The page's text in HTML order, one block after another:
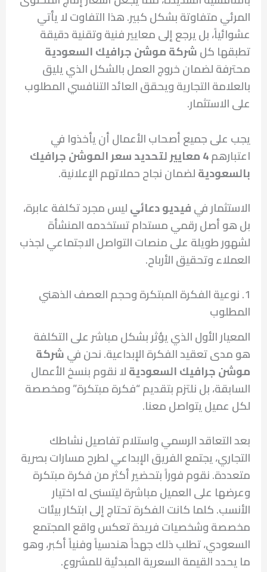
المرئي متفاوتة بشكل كبير. هذا التفاوت لا يأتي
عشوائياً، بل يرجع إلى معايير فنية وتقنية دقيقة
تطبقها كلشركة موشن جرافيك السعودية
محترفة لضمان خروج العمل بالشكل الذي يليق
بالعلامة التجارية ويحقق العائد التنافسي المطلوب
على الاستثمار.
يجب على جميع أصحاب الأعمال أن يأخذوا في
اعتبارهم 4 معايير لتحديد سعر الموشن جرافيك
بالسعوديةلضمان نجاح حملاتهم الإعلانية.
الاستثمار فيفيديو دعائيليس مجرد تكلفة عابرة،
بل هو أصل رقمي مستدام تستخدمه المنشأة
لشهور طويلة على منصات التواصل الاجتماعي لجذب
العملاء وتحقيق الأرباح.
1. نوعية الفكرة المبتكرة وحجم العصف الذهني
المطلوب
المعيار الأول الذي يؤثر بشكل مباشر على التكلفة
هو مدى تعقيد الفكرة الإبداعية. نحن فيشركة
موشن جرافيك السعوديةلا نقوم بنسخ الأعمال
السابقة، بل نلتزم بتقديم “فكرة مبتكرة” ومخصصة
لكل عميل يتواصل معنا.
بعد التعاقد الرسمي واستلام تفاصيل نشاطك
التجاري، يجتمع الفريق الإبداعي لطرح مسارات بصرية
متعددة. نقوم فوراً بتحضير أكثر من فكرة مبتكرة
وعرضها على العميل مباشرة ليتسنى له اختيار
الأنسب. كلما كانت الفكرة تحتاج إلى ابتكار بيئات
مخصصة وشخصيات فريدة تعكس واقع المجتمع
السعودي، تطلب ذلك جهداً هندسياً وفنياً أكبر، وهو
ما يحدد القيمة السعرية المبدئية للمشروع.